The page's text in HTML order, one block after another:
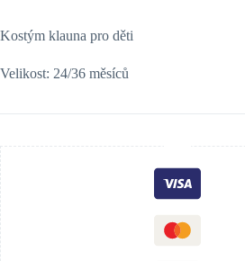
Kostým klauna pro děti
Velikost: 24/36 měsíců